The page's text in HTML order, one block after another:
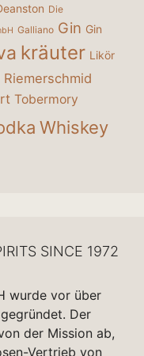
Die
Galliano Gin Gin
kräuter Likör
Riemerschmid
Tobermory
Whiskey
SINCE 1972
wurde vor über
Der
der Mission ab,
Vertrieb von